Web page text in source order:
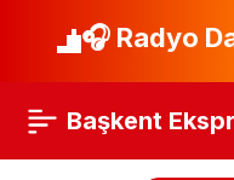
🎧 Radyo
Başkent
Apple’a Antitröst
Savaşı Kızıştı!